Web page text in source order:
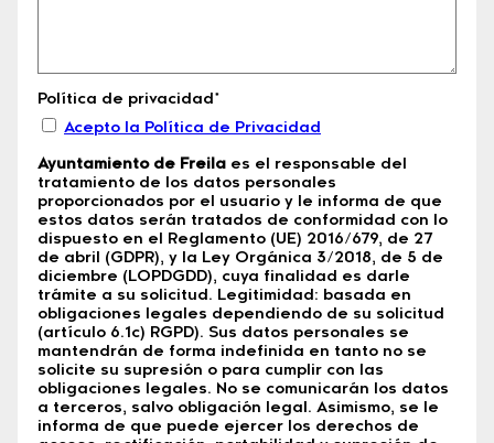
Política de privacidad*
Acepto la Política de Privacidad
Ayuntamiento de Freila es el responsable del
tratamiento de los datos personales
proporcionados por el usuario y le informa de que
estos datos serán tratados de conformidad con lo
dispuesto en el Reglamento (UE) 2016/679, de 27
de abril (GDPR), y la Ley Orgánica 3/2018, de 5 de
diciembre (LOPDGDD), cuya finalidad es darle
trámite a su solicitud. Legitimidad: basada en
obligaciones legales dependiendo de su solicitud
(artículo 6.1c) RGPD). Sus datos personales se
mantendrán de forma indefinida en tanto no se
solicite su supresión o para cumplir con las
obligaciones legales. No se comunicarán los datos
a terceros, salvo obligación legal. Asimismo, se le
informa de que puede ejercer los derechos de